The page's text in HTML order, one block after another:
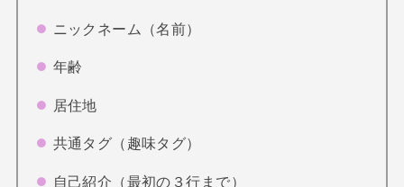
ニックネーム（名前）
年齢
居住地
共通タグ（趣味タグ）
自己紹介（最初の３行まで）